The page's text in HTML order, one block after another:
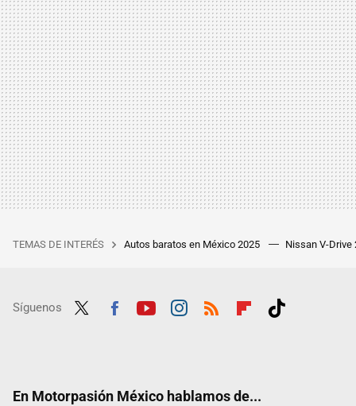
TEMAS DE INTERÉS Autos baratos en México 2025 Nissan V-Drive
Síguenos
En Motorpasión México hablamos de...